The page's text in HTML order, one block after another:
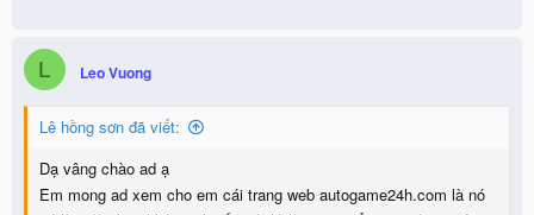
L Leo Vuong
Lê hồng sơn đã viết:
Dạ vâng chào ad ạ
Em mong ad xem cho em cái trang web autogame24h.com là nó